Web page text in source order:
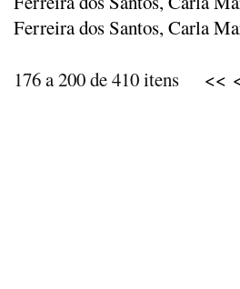
Ferreira dos Santos, Carla
176 a 200 de 410 itens <<